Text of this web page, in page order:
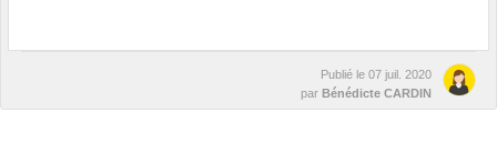
Publié le 07 juil. 2020
par Bénédicte CARDIN